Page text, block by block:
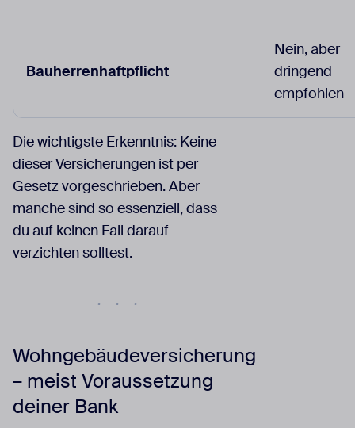
Bauherrenhaftpflicht
Nein, aber
dringend
empfohlen
Die wichtigste Erkenntnis: Keine
dieser Versicherungen ist per
Gesetz vorgeschrieben. Aber
manche sind so essenziell, dass
du auf keinen Fall darauf
verzichten solltest.
Wohngebäudeversicherung
– meist Voraussetzung
deiner Bank